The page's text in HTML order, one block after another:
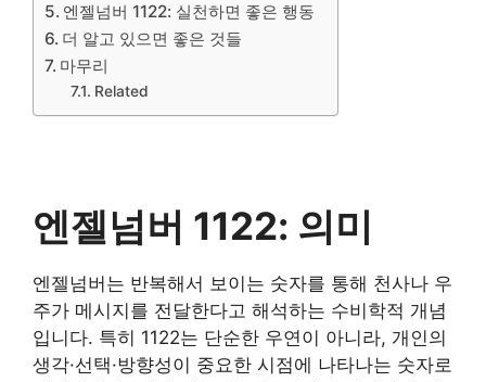
엔젤넘버 1122: 실천하면 좋은 행동
더 알고 있으면 좋은 것들
마무리
Related
엔젤넘버 1122: 의미
엔젤넘버는 반복해서 보이는 숫자를 통해 천사나 우
주가 메시지를 전달한다고 해석하는 수비학적 개념
입니다. 특히 1122는 단순한 우연이 아니라, 개인의
생각·선택·방향성이 중요한 시점에 나타나는 숫자로